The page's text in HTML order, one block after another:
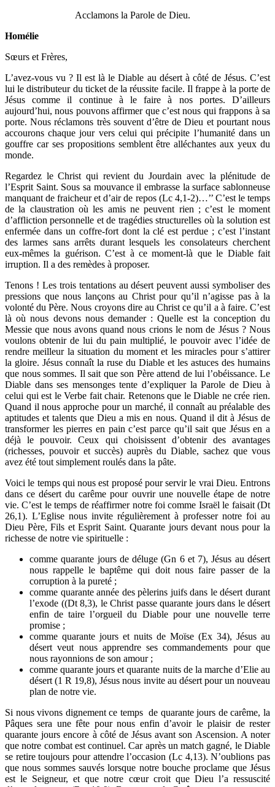
Acclamons la Parole de Dieu.
Homélie
Sœurs et Frères,
L’avez-vous vu ? Il est là le Diable au désert à côté de Jésus. C’est
lui le distributeur du ticket de la réussite facile. Il frappe à la porte de
Jésus comme il continue à le faire à nos portes. D’ailleurs
aujourd’hui, nous pouvons affirmer que c’est nous qui frappons à sa
porte. Nous réclamons très souvent d’être de Dieu et pourtant nous
accourons chaque jour vers celui qui précipite l’humanité dans un
gouffre car ses propositions semblent être alléchantes aux yeux du
monde.
Regardez le Christ qui revient du Jourdain avec la plénitude de
l’Esprit Saint. Sous sa mouvance il embrasse la surface sablonneuse
manquant de fraicheur et d’air de repos (Lc 4,1-2)…’’ C’est le temps
de la claustration où les amis ne peuvent rien ; c’est le moment
d’affliction personnelle et de tragédies structurelles où la solution est
enfermée dans un coffre-fort dont la clé est perdue ; c’est l’instant
des larmes sans arrêts durant lesquels les consolateurs cherchent
eux-mêmes la guérison. C’est à ce moment-là que le Diable fait
irruption. Il a des remèdes à proposer.
Tenons ! Les trois tentations au désert peuvent aussi symboliser des
pressions que nous lançons au Christ pour qu’il n’agisse pas à la
volonté du Père. Nous croyons dire au Christ ce qu’il a à faire. C’est
là où nous devons nous demander : Quelle est la conception du
Messie que nous avons quand nous crions le nom de Jésus ? Nous
voulons obtenir de lui du pain multiplié, le pouvoir avec l’idée de
rendre meilleur la situation du moment et les miracles pour s’attirer
la gloire. Jésus connaît la ruse du Diable et les astuces des humains
que nous sommes. Il sait que son Père attend de lui l’obéissance. Le
Diable dans ses mensonges tente d’expliquer la Parole de Dieu à
celui qui est le Verbe fait chair. Retenons que le Diable ne crée rien.
Quand il nous approche pour un marché, il connaît au préalable des
aptitudes et talents que Dieu a mis en nous. Quand il dit à Jésus de
transformer les pierres en pain c’est parce qu’il sait que Jésus en a
déjà le pouvoir. Ceux qui choisissent d’obtenir des avantages
(richesses, pouvoir et succès) auprès du Diable, sachez que vous
avez été tout simplement roulés dans la pâte.
Voici le temps qui nous est proposé pour servir le vrai Dieu. Entrons
dans ce désert du carême pour ouvrir une nouvelle étape de notre
vie. C’est le temps de réaffirmer notre foi comme Israël le faisait (Dt
26,1). L’Eglise nous invite régulièrement à professer notre foi au
Dieu Père, Fils et Esprit Saint. Quarante jours devant nous pour la
richesse de notre vie spirituelle :
comme quarante jours de déluge (Gn 6 et 7), Jésus au désert
nous rappelle le baptême qui doit nous faire passer de la
corruption à la pureté ;
comme quarante année des pèlerins juifs dans le désert durant
l’exode ((Dt 8,3), le Christ passe quarante jours dans le désert
enfin de taire l’orgueil du Diable pour une nouvelle terre
promise ;
comme quarante jours et nuits de Moïse (Ex 34), Jésus au
désert veut nous apprendre ses commandements pour que
nous rayonnions de son amour ;
comme quarante jours et quarante nuits de la marche d’Elie au
désert (1 R 19,8), Jésus nous invite au désert pour un nouveau
plan de notre vie.
Si nous vivons dignement ce temps de quarante jours de carême, la
Pâques sera une fête pour nous enfin d’avoir le plaisir de rester
quarante jours encore à côté de Jésus avant son Ascension. A noter
que notre combat est continuel. Car après un match gagné, le Diable
se retire toujours pour attendre l’occasion (Lc 4,13). N’oublions pas
que nous sommes sauvés lorsque notre bouche proclame que Jésus
est le Seigneur, et que notre cœur croit que Dieu l’a ressuscité